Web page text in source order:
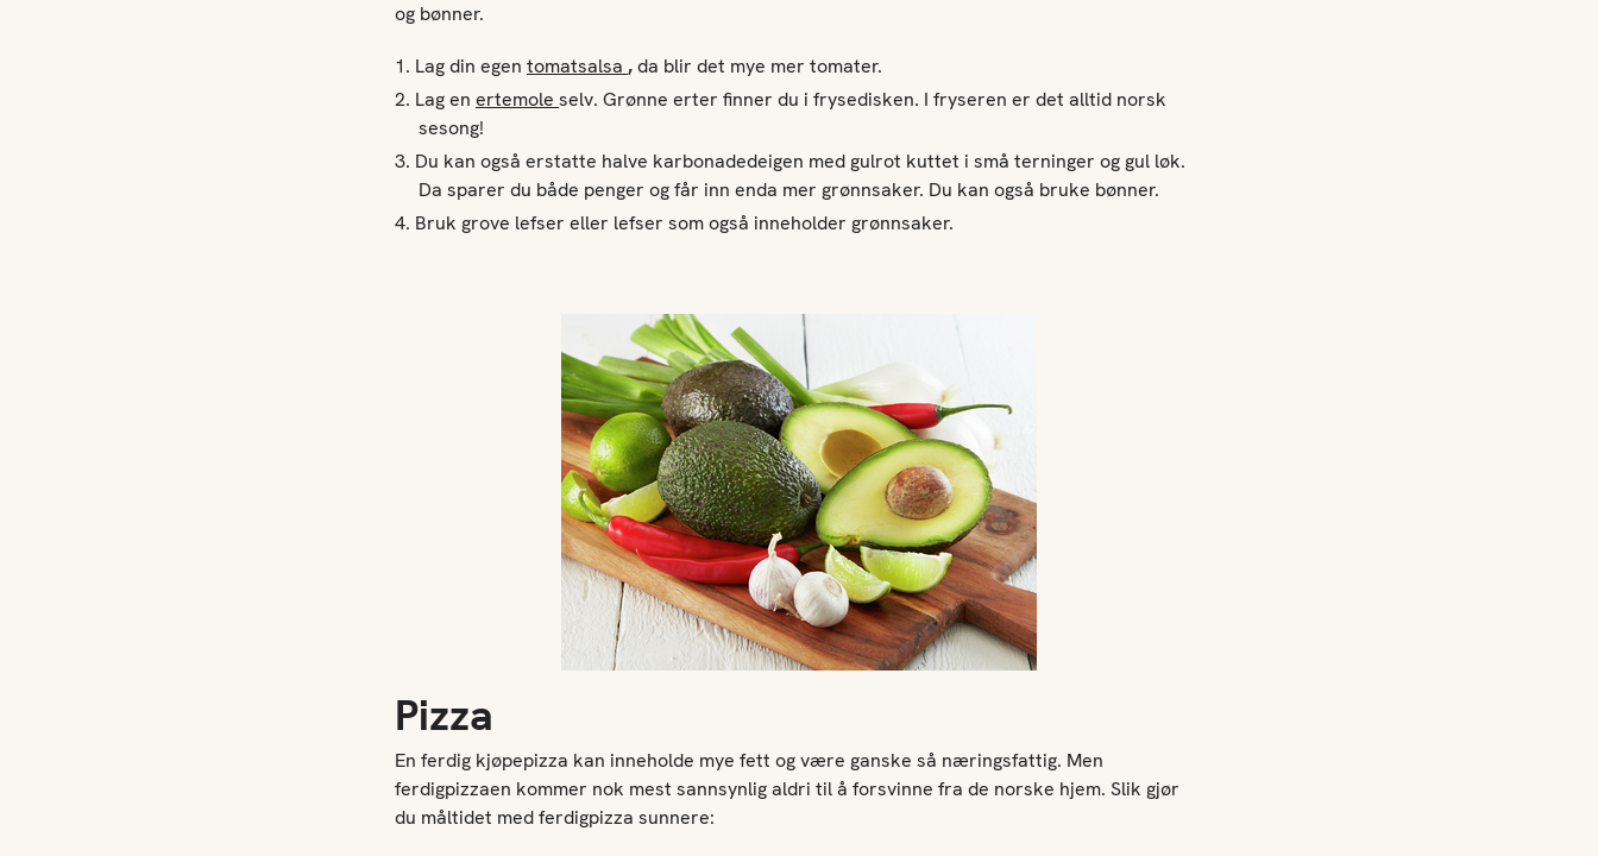
og bønner.
Lag din egen tomatsalsa ,da blir det mye mer tomater.
Lag en ertemole selv. Grønne erter finner du i frysedisken. I fryseren er det alltid norsk
sesong!
Du kan også erstatte halve karbonadedeigen med gulrot kuttet i små terninger og gul løk.
Da sparer du både penger og får inn enda mer grønnsaker. Du kan også bruke bønner.
Bruk grove lefser eller lefser som også inneholder grønnsaker.
Pizza
En ferdig kjøpepizza kan inneholde mye fett og være ganske så næringsfattig. Men
ferdigpizzaen kommer nok mest sannsynlig aldri til å forsvinne fra de norske hjem. Slik gjør
du måltidet med ferdigpizza sunnere: